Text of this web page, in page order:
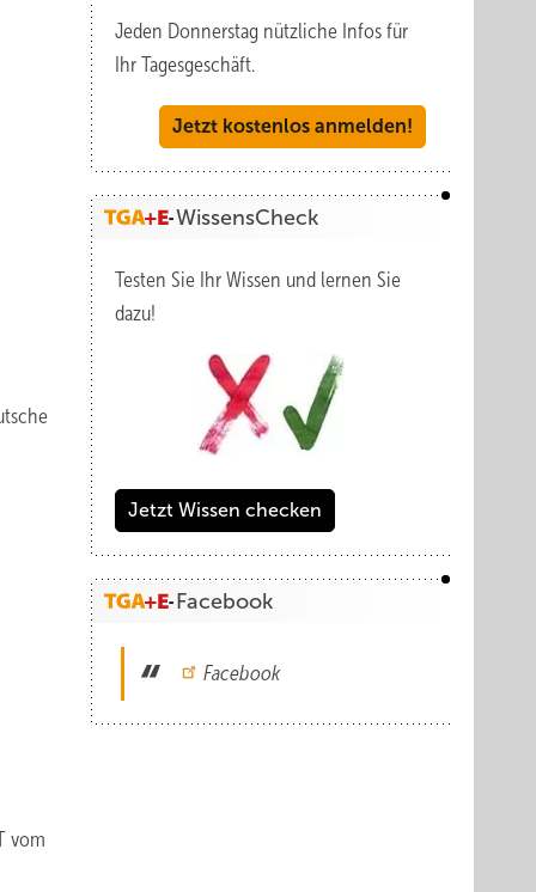
vom
Jeden Donnerstag nützliche Infos für
Ihr Tagesgeschäft.
Jetzt kostenlos anmelden!
WissensCheck
Testen Sie Ihr Wissen und lernen Sie
dazu!
Jetzt Wissen checken
Facebook
Facebook